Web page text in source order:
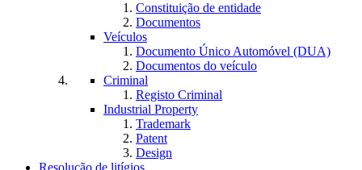
Constituição de entidade
Documentos
Veículos
Documento Único Automóvel (DUA)
Documentos do veículo
Criminal
Registo Criminal
Industrial Property
Trademark
Patent
Design
Resolução de litígios